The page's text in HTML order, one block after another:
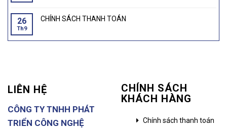
26
Th9
CHÍNH SÁCH THANH TOÁN
LIÊN HỆ
CÔNG TY TNHH PHÁT
TRIỂN CÔNG NGHỆ
CHÍNH SÁCH
KHÁCH HÀNG
Chính sách thanh toán